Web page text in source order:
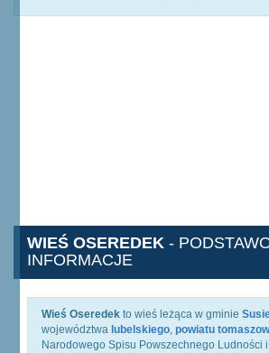
WIEŚ OSEREDEK -
INFORMACJE
Wieś Oseredek to wieś leżąca w gminie
województwa lubelskiego, powiatu
Narodowego Spisu Powszechnego Ludności